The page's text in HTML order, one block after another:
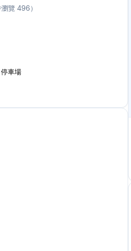
瀏覽 496）
車場